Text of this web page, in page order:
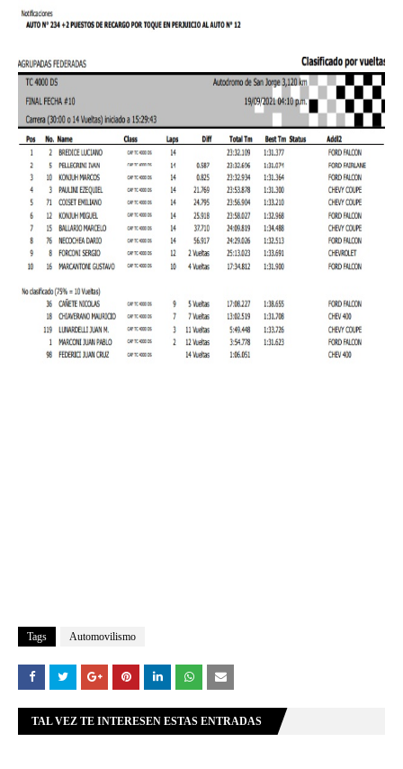
Tags Automovilismo
TAL VEZ TE INTERESEN ESTAS ENTRADAS